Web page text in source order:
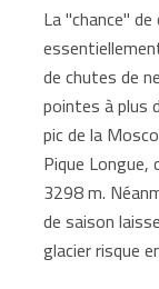
La "chance"
de chutes de
pointes à plus
pic de la
Pique
3298 m.
de saison
glacier risque